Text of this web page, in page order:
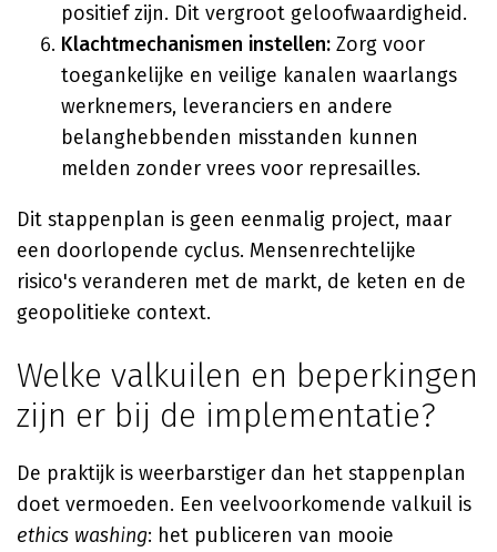
positief zijn. Dit vergroot geloofwaardigheid.
Klachtmechanismen instellen: Zorg voor
toegankelijke en veilige kanalen waarlangs
werknemers, leveranciers en andere
belanghebbenden misstanden kunnen
melden zonder vrees voor represailles.
Dit stappenplan is geen eenmalig project, maar
een doorlopende cyclus. Mensenrechtelijke
risico's veranderen met de markt, de keten en de
geopolitieke context.
Welke valkuilen en beperkingen
zijn er bij de implementatie?
De praktijk is weerbarstiger dan het stappenplan
doet vermoeden. Een veelvoorkomende valkuil is
ethics washing: het publiceren van mooie